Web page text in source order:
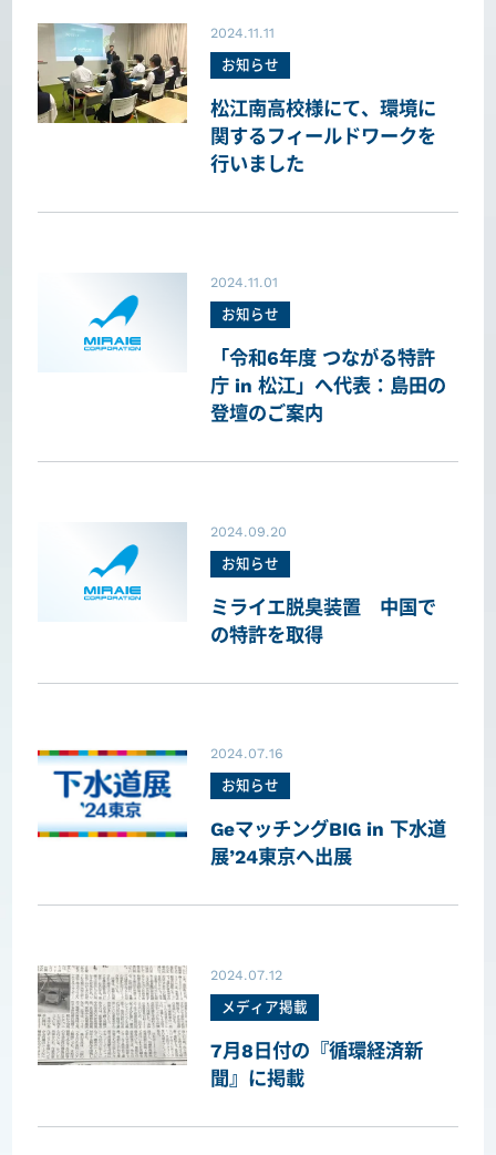
2024.11.11
お知らせ
松江南高校様にて、環境に
関するフィールドワークを
行いました
2024.11.01
お知らせ
「令和6年度 つながる特許
庁 in 松江」へ代表：島田の
登壇のご案内
2024.09.20
お知らせ
ミライエ脱臭装置 中国で
の特許を取得
2024.07.16
お知らせ
GeマッチングBIG in 下水道
展’24東京へ出展
2024.07.12
メディア掲載
7月8日付の『循環経済新
聞』に掲載